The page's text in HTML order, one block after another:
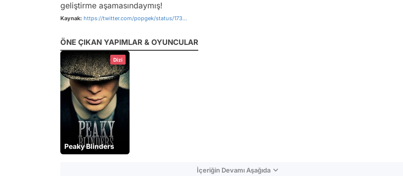
geliştirme aşamasındaymış!
Kaynak: https://twitter.com/popgek/status/173...
ÖNE ÇIKAN YAPIMLAR & OYUNCULAR
Dizi
Peaky Blinders
İçeriğin Devamı Aşağıda